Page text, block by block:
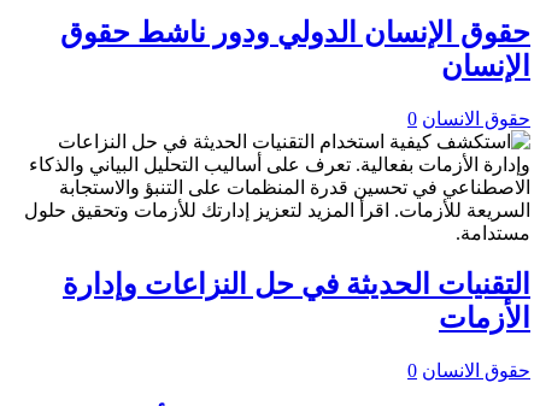
حقوق الإنسان الدولي ودور ناشط حقوق
الإنسان
حقوق الانسان 0
التقنيات الحديثة في حل النزاعات وإدارة
الأزمات
حقوق الانسان 0